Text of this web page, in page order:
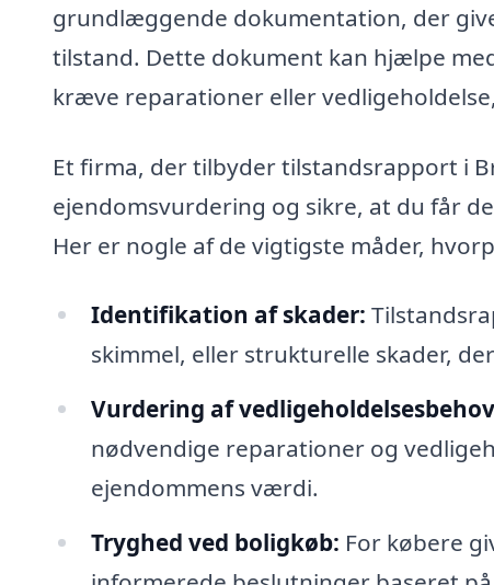
grundlæggende dokumentation, der
tilstand. Dette dokument kan hjælpe
kræve reparationer eller
Et firma, der tilbyder tilstandsrapport i
ejendomsvurdering og sikre, at du får
Her er nogle af de vigtigste måder,
Identifikation af skader:
skimmel, eller strukturelle skader,
Vurdering af
nødvendige reparationer og
ejendommens værdi.
Tryghed ved boligkøb: For købere